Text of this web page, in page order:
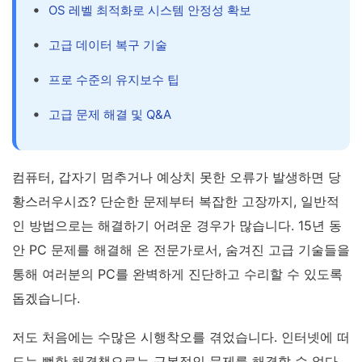
OS 레벨 최적화로 시스템 안정성 확보
고급 데이터 복구 기술
프로 수준의 유지보수 팁
고급 문제 해결 및 Q&A
컴퓨터, 갑자기 멈추거나 예상치 못한 오류가 발생하면 당
황스러우시죠? 단순한 문제부터 복잡한 고장까지, 일반적
인 방법으로는 해결하기 어려운 경우가 많습니다. 15년 동
안 PC 문제를 해결해 온 전문가로서, 숨겨진 고급 기술들을
통해 여러분의 PC를 완벽하게 진단하고 수리할 수 있도록
돕겠습니다.
저도 처음에는 수많은 시행착오를 겪었습니다. 인터넷에 떠